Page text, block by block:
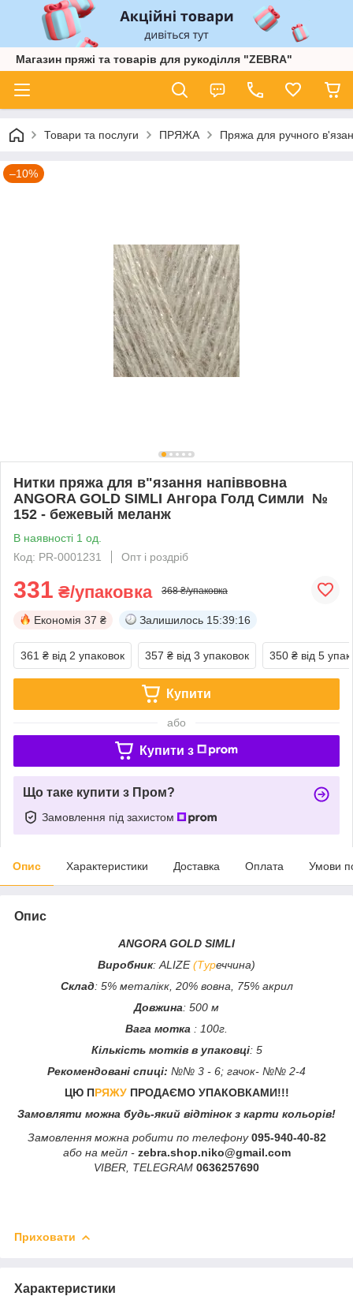
Магазин пряжі та товарів для рукоділля "ZEBRA"
Товари та послуги ПРЯЖА Пряжа для ручного
–10%
Нитки пряжа для в"язання напіввовна
ANGORA GOLD SIMLI Ангора Голд Симли №
152 - бежевый меланж
В наявності 1 од.
Код: PR-0001231
Опт і роздріб
331 ₴/упаковка 368 ₴/упаковка
Економія 37 ₴ Залишилось 15:39:16
361 ₴ від 2 упаковок 357 ₴ від 3 упаковок 350 ₴ від 5
Купити
або
Купити з
Що таке купити з Пром?
Замовлення під захистом
Опис Характеристики Доставка Оплата Умови
Опис
ANGORA GOLD SIMLI
Виробник: ALIZE(Туреччина)
Склад: 5% металікк, 20% вовна, 75% акрил
Довжина: 500 м
Вага мотка : 100г.
Кількість мотків в упаковці: 5
Рекомендовані спиці: №№ 3 - 6; гачок- №№ 2-4
ЦЮ ПРЯЖУ ПРОДАЄМО УПАКОВКАМИ!!!
Замовляти можна будь-який відтінок з карти кольорів!
Замовлення можна робити по телефону095-940-40-82
або на мейл - zebra.shop.niko@gmail.com
VIBER, TELEGRAM 0636257690
Приховати
Характеристики